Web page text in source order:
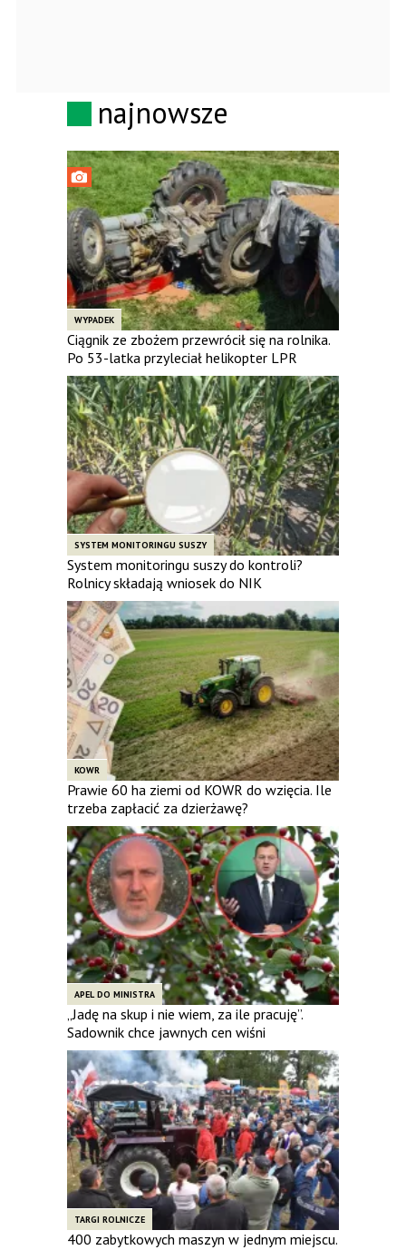
najnowsze
WYPADEK
Ciągnik ze zbożem przewrócił się na rolnika.
Po 53-latka przyleciał helikopter LPR
SYSTEM MONITORINGU SUSZY
System monitoringu suszy do kontroli?
Rolnicy składają wniosek do NIK
KOWR
Prawie 60 ha ziemi od KOWR do wzięcia. Ile
trzeba zapłacić za dzierżawę?
APEL DO MINISTRA
„Jadę na skup i nie wiem, za ile pracuję”.
Sadownik chce jawnych cen wiśni
TARGI ROLNICZE
400 zabytkowych maszyn w jednym miejscu.